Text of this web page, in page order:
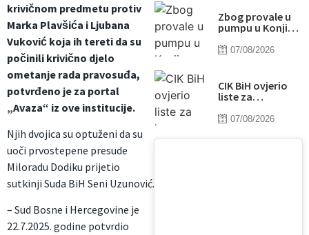
krivičnom predmetu protiv
Marka Plavšića i Ljubana
Vuković koja ih tereti da su
počinili krivično djelo
ometanje rada pravosuđa,
potvrđeno je za portal
„Avaza“ iz ove institucije.
Njih dvojica su optuženi da su
uoči prvostepene presude
Miloradu Dodiku prijetio
sutkinji Suda BiH Seni Uzunović.
– Sud Bosne i Hercegovine je
22.7.2025. godine potvrdio
Zbog provale u
pumpu u Konjicu
osobe
07/08/2026
CIK BiH ovjerio
liste za
mandate:
kandidata,
07/08/2026